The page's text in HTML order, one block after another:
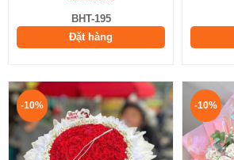
BHT-195
Đặt hàng
-10% -10%